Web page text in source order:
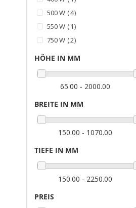
500 W 4Artikel
550 W
1Artikel
750 W 2Artikel
HÖHE IN MM
65.00 - 2000.00
BREITE IN MM
150.00 - 1070.00
TIEFE IN MM
150.00 - 2250.00
PREIS